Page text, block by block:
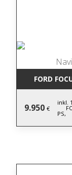
FORD
9.950 €
inkl.
PS,